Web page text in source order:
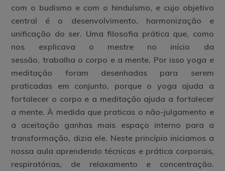
com o budismo e com o hinduísmo, e cujo objetivo
central é o desenvolvimento, harmonização e
unificação do ser. Uma filosofia prática que, como
nos explicava o mestre no início da
sessão, trabalha o corpo e a mente. Por isso yoga e
meditação foram desenhadas para serem
praticadas em conjunto, porque o yoga ajuda a
fortalecer o corpo e a meditação ajuda a fortalecer
a mente. À medida que praticas o não-julgamento e
a aceitação ganhas mais espaço interno para a
transformação, dizia ele. Neste princípio iniciamos a
nossa aula aprendendo técnicas e prática corporais,
respiratórias, de relaxamento e concentração.